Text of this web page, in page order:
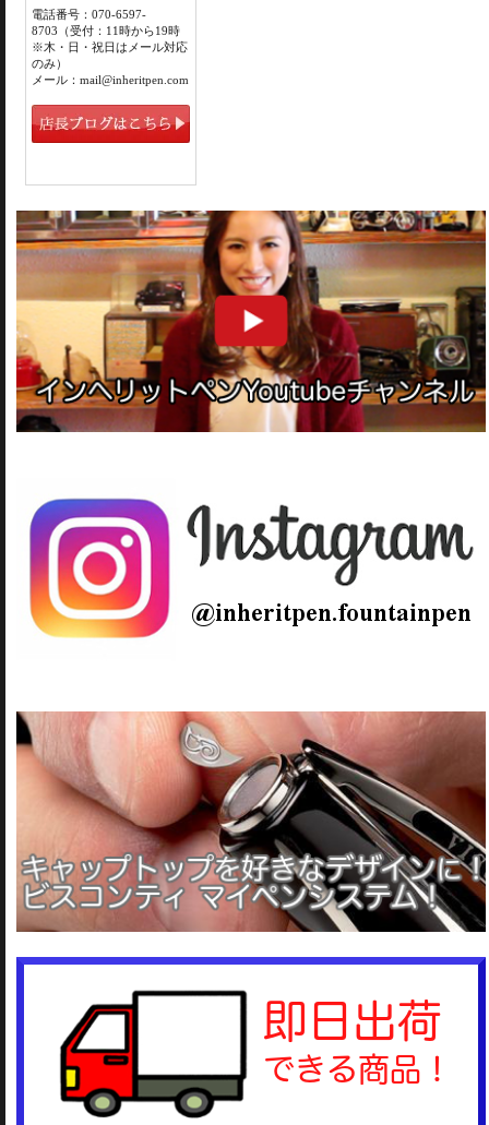
電話番号：070-6597-
8703（受付：11時から19時
※木・日・祝日はメール対応
のみ）
メール：mail@inheritpen.com